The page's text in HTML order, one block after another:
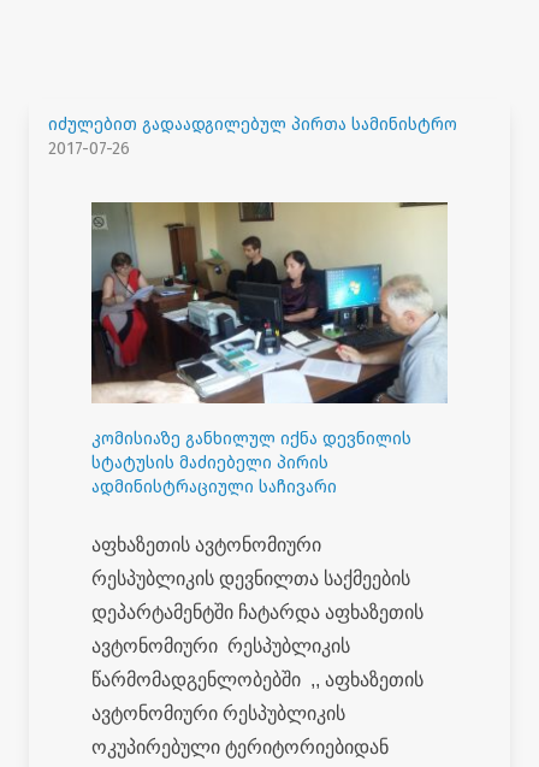
იძულებით გადაადგილებულ პირთა სამინისტრო
2017-07-26
კომისიაზე განხილულ იქნა დევნილის
სტატუსის მაძიებელი პირის
ადმინისტრაციული საჩივარი
აფხაზეთის ავტონომიური
რესპუბლიკის დევნილთა საქმეების
დეპარტამენტში ჩატარდა აფხაზეთის
ავტონომიური რესპუბლიკის
წარმომადგენლობებში ,, აფხაზეთის
ავტონომიური რესპუბლიკის
ოკუპირებული ტერიტორიებიდან